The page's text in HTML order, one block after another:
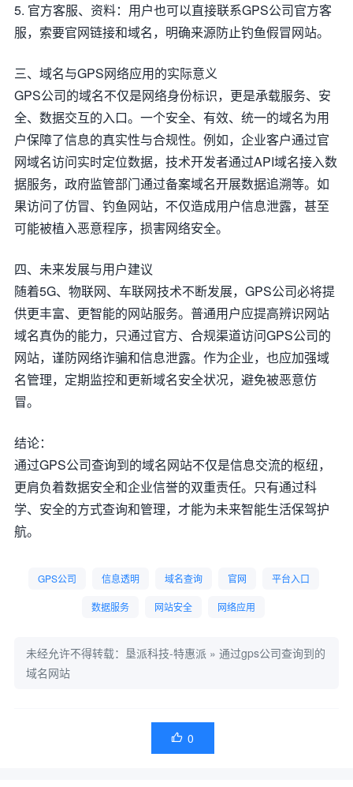
5. 官方客服、资料：用户也可以直接联系GPS公司官方客
服，索要官网链接和域名，明确来源防止钓鱼假冒网站。
三、域名与GPS网络应用的实际意义
GPS公司的域名不仅是网络身份标识，更是承载服务、安
全、数据交互的入口。一个安全、有效、统一的域名为用
户保障了信息的真实性与合规性。例如，企业客户通过官
网域名访问实时定位数据，技术开发者通过API域名接入数
据服务，政府监管部门通过备案域名开展数据追溯等。如
果访问了仿冒、钓鱼网站，不仅造成用户信息泄露，甚至
可能被植入恶意程序，损害网络安全。
四、未来发展与用户建议
随着5G、物联网、车联网技术不断发展，GPS公司必将提
供更丰富、更智能的网站服务。普通用户应提高辨识网站
域名真伪的能力，只通过官方、合规渠道访问GPS公司的
网站，谨防网络诈骗和信息泄露。作为企业，也应加强域
名管理，定期监控和更新域名安全状况，避免被恶意仿
冒。
结论：
通过GPS公司查询到的域名网站不仅是信息交流的枢纽，
更肩负着数据安全和企业信誉的双重责任。只有通过科
学、安全的方式查询和管理，才能为未来智能生活保驾护
航。
GPS公司 信息透明 域名查询 官网 平台入口
数据服务 网站安全 网络应用
未经允许不得转载： 垦派科技-特惠派 » 通过gps公司查询到的
域名网站
 0